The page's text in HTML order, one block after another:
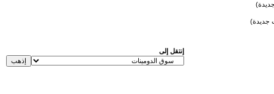
جديدة)
إنتقل إلى